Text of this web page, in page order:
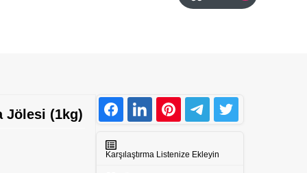
Jölesi (1kg)
Karşılaştırma Listenize Ekleyin